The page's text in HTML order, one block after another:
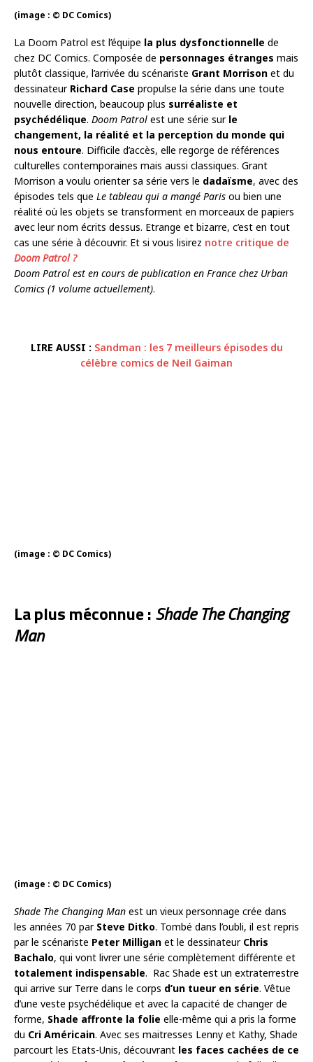
(image : © DC Comics)
La Doom Patrol est l’équipe la plus dysfonctionnelle de
chez DC Comics. Composée de personnages étranges mais
plutôt classique, l’arrivée du scénariste Grant Morrison et du
dessinateur Richard Case propulse la série dans une toute
nouvelle direction, beaucoup plus surréaliste et
psychédélique. Doom Patrol est une série sur le
changement, la réalité et la perception du monde qui
nous entoure. Difficile d’accès, elle regorge de références
culturelles contemporaines mais aussi classiques. Grant
Morrison a voulu orienter sa série vers le dadaïsme, avec des
épisodes tels que Le tableau qui a mangé Paris ou bien une
réalité où les objets se transforment en morceaux de papiers
avec leur nom écrits dessus. Etrange et bizarre, c’est en tout
cas une série à découvrir. Et si vous lisirez notre critique de
Doom Patrol ?
Doom Patrol est en cours de publication en France chez Urban
Comics (1 volume actuellement).
LIRE AUSSI : Sandman : les 7 meilleurs épisodes du
célèbre comics de Neil Gaiman
(image : © DC Comics)
La plus méconnue :Shade The Changing
Man
(image : © DC Comics)
Shade The Changing Man est un vieux personnage crée dans
les années 70 par Steve Ditko. Tombé dans l’oubli, il est repris
par le scénariste Peter Milligan et le dessinateur Chris
Bachalo, qui vont livrer une série complètement différente et
totalement indispensable. Rac Shade est un extraterrestre
qui arrive sur Terre dans le corps d’un tueur en série. Vêtue
d’une veste psychédélique et avec la capacité de changer de
forme, Shade affronte la folie elle-même qui a pris la forme
du Cri Américain. Avec ses maitresses Lenny et Kathy, Shade
parcourt les Etats-Unis, découvrant les faces cachées de ce